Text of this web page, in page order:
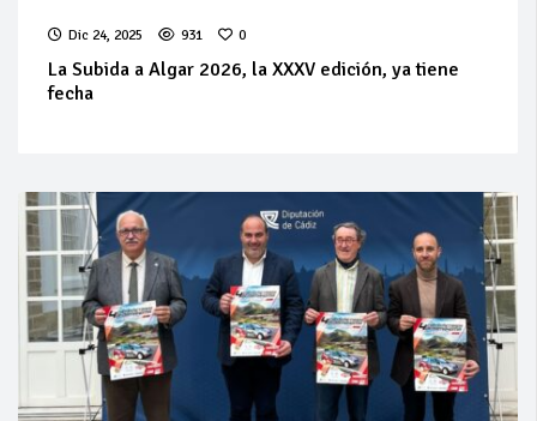
Dic 24, 2025 931 0
La Subida a Algar 2026, la XXXV edición, ya tiene
fecha